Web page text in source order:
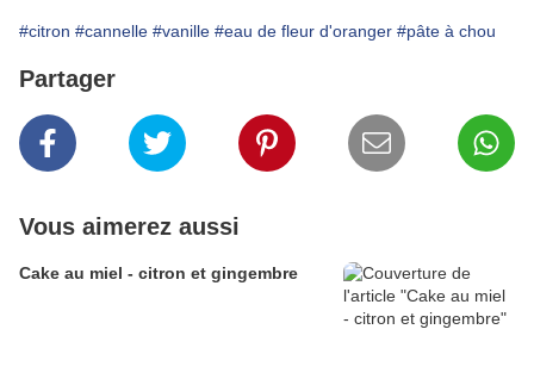
#citron #cannelle #vanille #eau de fleur d'oranger #pâte à chou
Partager
Vous aimerez aussi
Cake au miel - citron et gingembre